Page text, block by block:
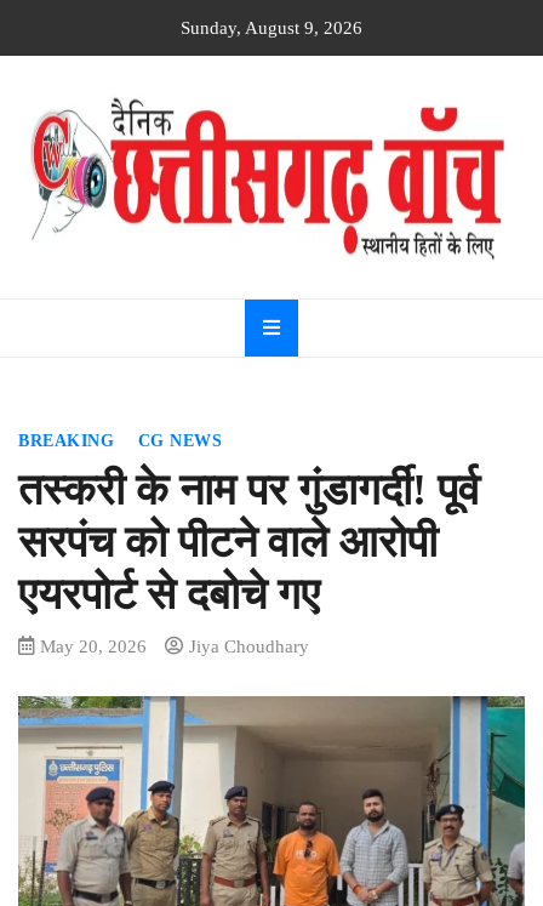
Sunday, August 9, 2026
Dainik
Chhattisgarh
watch
BREAKING CG NEWS
तस्करी के नाम पर गुंडागर्दी! पूर्व
सरपंच को पीटने वाले आरोपी
एयरपोर्ट से दबोचे गए
May 20, 2026 Jiya Choudhary